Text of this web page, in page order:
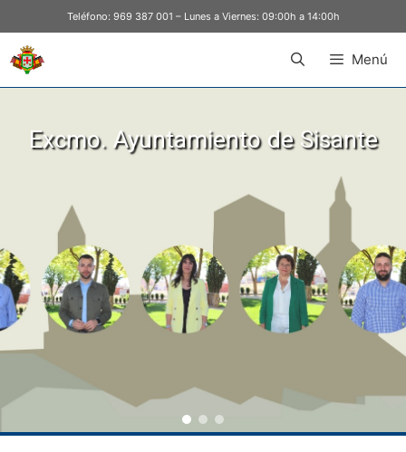
Teléfono: 969 387 001 – Lunes a Viernes: 09:00h a 14:00h
Menú
Excmo. Ayuntamiento de Sisante